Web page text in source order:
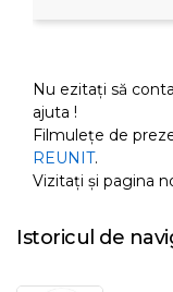
Nu ezitați să
ajuta !
Filmulețe de
REUNIT.
Vizitați și pagina
Istoricul de